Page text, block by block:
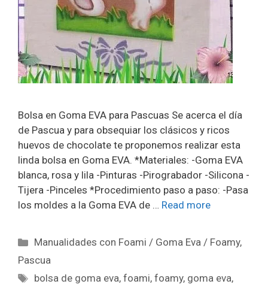
Bolsa en Goma EVA para Pascuas Se acerca el día
de Pascua y para obsequiar los clásicos y ricos
huevos de chocolate te proponemos realizar esta
linda bolsa en Goma EVA. *Materiales: -Goma EVA
blanca, rosa y lila -Pinturas -Pirograbador -Silicona -
Tijera -Pinceles *Procedimiento paso a paso: -Pasa
los moldes a la Goma EVA de … Read more
Manualidades con Foami / Goma Eva / Foamy,
Pascua
bolsa de goma eva,foami,foamy, goma eva,